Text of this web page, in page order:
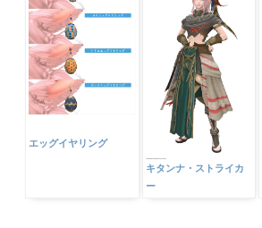
エッグイヤリング
キタンナ・ストライカ
ー